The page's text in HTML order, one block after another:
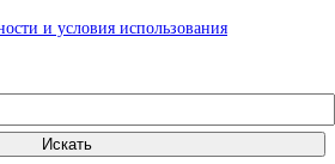
и условия использования
Искать